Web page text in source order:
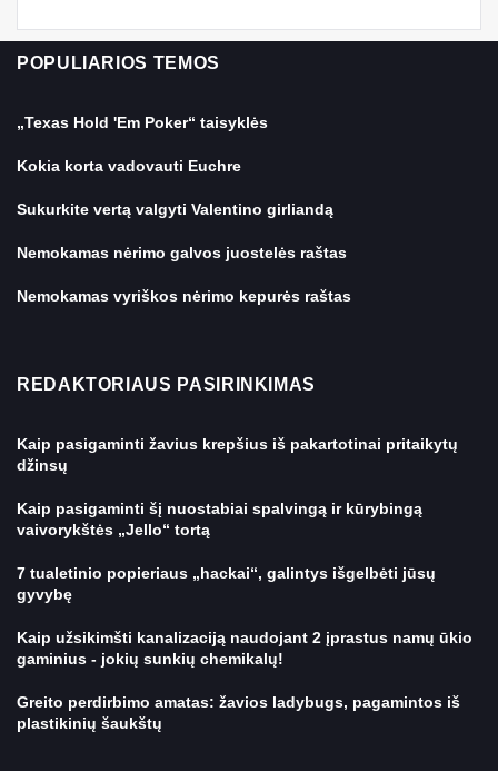
POPULIARIOS TEMOS
„Texas Hold 'Em Poker“ taisyklės
Kokia korta vadovauti Euchre
Sukurkite vertą valgyti Valentino girliandą
Nemokamas nėrimo galvos juostelės raštas
Nemokamas vyriškos nėrimo kepurės raštas
REDAKTORIAUS PASIRINKIMAS
Kaip pasigaminti žavius ​​krepšius iš pakartotinai pritaikytų
džinsų
Kaip pasigaminti šį nuostabiai spalvingą ir kūrybingą
vaivorykštės „Jello“ tortą
7 tualetinio popieriaus „hackai“, galintys išgelbėti jūsų
gyvybę
Kaip užsikimšti kanalizaciją naudojant 2 įprastus namų ūkio
gaminius - jokių sunkių chemikalų!
Greito perdirbimo amatas: žavios ladybugs, pagamintos iš
plastikinių šaukštų